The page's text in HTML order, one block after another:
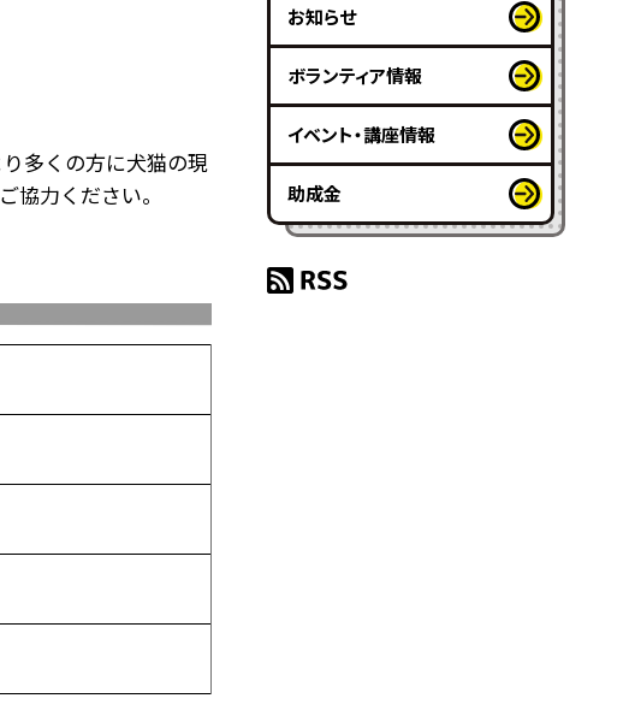
多くの方に犬猫の現
協力ください。
お知らせ
ボランティア情報
イベント・講座情報
助成金